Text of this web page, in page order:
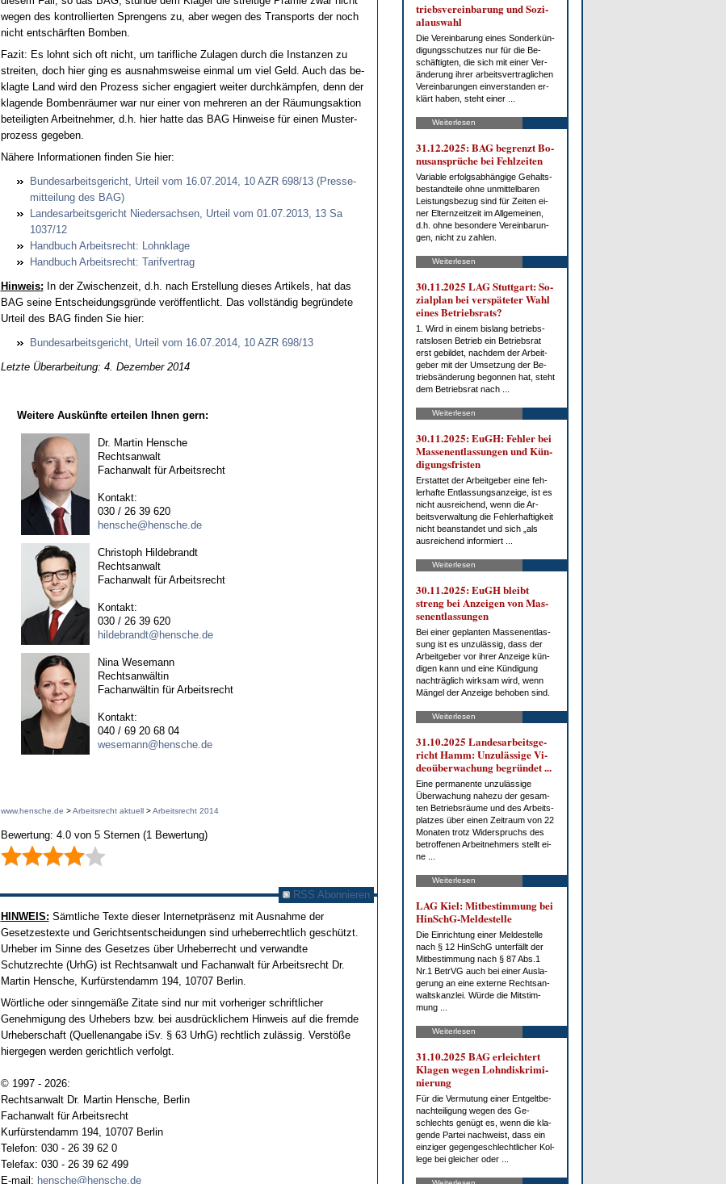
we­gen des kon­trol­lier­ten Spren­gens zu, aber we­gen des Trans­ports der noch
nicht entschärf­ten Bom­ben.
Fa­zit: Es lohnt sich oft nicht, um ta­rif­li­che Zu­la­gen durch die In­stan­zen zu
strei­ten, doch hier ging es aus­nahms­wei­se ein­mal um viel Geld. Auch das be­
klag­te Land wird den Pro­zess si­cher en­ga­giert wei­ter durchkämp­fen, denn der
kla­gen­de Bom­benräum­er war nur ei­ner von meh­re­ren an der Räum­ungs­ak­ti­on
be­tei­lig­ten Ar­beit­neh­mer, d.h. hier hat­te das BAG Hin­wei­se für ei­nen Mus­ter­
pro­zess ge­ge­ben.
Nähe­re In­for­ma­tio­nen fin­den Sie hier:
Bun­des­ar­beits­ge­richt, Ur­teil vom 16.07.2014, 10 AZR 698/13 (Pres­se­
mit­tei­lung des BAG)
Lan­des­ar­beits­ge­richt Nie­der­sach­sen, Ur­teil vom 01.07.2013, 13 Sa
1037/12
Hand­buch Ar­beits­recht: Lohn­kla­ge
Hand­buch Ar­beits­recht: Ta­rif­ver­trag
Hin­weis: In der Zwi­schen­zeit, d.h. nach Er­stel­lung die­ses Ar­ti­kels, hat das
BAG sei­ne Ent­schei­dungs­gründe veröffent­licht. Das vollständig be­gründe­te
Ur­teil des BAG fin­den Sie hier:
Bun­des­ar­beits­ge­richt, Ur­teil vom 16.07.2014, 10 AZR 698/13
Letzte Überarbeitung: 4. Dezember 2014
Weitere Auskünfte erteilen Ihnen gern:
Dr. Martin Hensche
Rechtsanwalt
Fachanwalt für Arbeitsrecht
Kontakt:
030 / 26 39 620
hensche@hensche.de
Christoph Hildebrandt
Rechtsanwalt
Fachanwalt für Arbeitsrecht
Kontakt:
030 / 26 39 620
hildebrandt@hensche.de
Nina Wesemann
Rechtsanwältin
Fachanwältin für Arbeitsrecht
Kontakt:
040 / 69 20 68 04
wesemann@hensche.de
www.hensche.de >Arbeitsrecht aktuell >Arbeitsrecht 2014
Bewertung: 4.0von 5Sternen(1 Bewertung)
RSS Abonnieren
HINWEIS: Sämtliche Texte dieser Internetpräsenz mit Ausnahme der
Gesetzestexte und Gerichtsentscheidungen sind urheberrechtlich geschützt.
Urheber im Sinne des Gesetzes über Urheberrecht und verwandte
Schutzrechte (UrhG) ist Rechtsanwalt und Fachanwalt für Arbeitsrecht Dr.
Martin Hensche, Kurfürstendamm 194, 10707 Berlin.
Wörtliche oder sinngemäße Zitate sind nur mit vorheriger schriftlicher
Genehmigung des Urhebers bzw. bei ausdrücklichem Hinweis auf die fremde
Urheberschaft (Quellenangabe iSv. § 63 UrhG) rechtlich zulässig. Verstöße
hiergegen werden gerichtlich verfolgt.
© 1997 - 2026:
Rechtsanwalt Dr. Martin Hensche, Berlin
Fachanwalt für Arbeitsrecht
Kurfürstendamm 194, 10707 Berlin
Telefon: 030 - 26 39 62 0
Telefax: 030 - 26 39 62 499
E-mail: hensche@hensche.de
triebs­ver­ein­ba­rung und So­zi­
al­aus­wahl
Die Ver­ein­ba­rung ei­nes Son­der­kün­
di­gungs­schut­zes nur für die Be­
schäf­tig­ten, die sich mit ei­ner Ver­
än­de­rung ih­rer ar­beits­ver­trag­li­chen
Ver­ein­ba­run­gen ein­ver­stan­den er­
klärt ha­ben, steht ei­ner ...
Weiterlesen
31.12.2025: BAG be­grenzt Bo­
nus­an­sprü­che bei Fehl­zei­ten
Va­ria­ble er­folgs­ab­hän­gi­ge Ge­halts­
be­stand­tei­le oh­ne un­mit­tel­ba­ren
Leis­tungs­be­zug sind für Zei­ten ei­
ner El­tern­zeit­zeit im All­ge­mei­nen,
d.h. oh­ne be­son­de­re Ver­ein­ba­run­
gen, nicht zu zah­len.
Weiterlesen
30.11.2025 LAG Stutt­gart: So­
zi­al­plan bei ver­spä­te­ter Wahl
ei­nes Be­triebs­rats?
1. Wird in ei­nem bis­lang be­triebs­
rats­lo­sen Be­trieb ein Be­triebs­rat
erst ge­bil­det, nach­dem der Ar­beit­
ge­ber mit der Um­set­zung der Be­
trieb­s­än­de­rung be­gon­nen hat, steht
dem Be­triebs­rat nach ...
Weiterlesen
30.11.2025: EuGH: Feh­ler bei
Mas­sen­ent­las­sun­gen und Kün­
di­gungs­fris­ten
Er­stat­tet der Ar­beit­ge­ber ei­ne feh­
ler­haf­te Ent­las­sungs­an­zei­ge, ist es
nicht aus­rei­chend, wenn die Ar­
beits­ver­wal­tung die Feh­ler­haf­tig­keit
nicht be­an­stan­det und sich „als
aus­rei­chend in­for­miert ...
Weiterlesen
30.11.2025: EuGH bleibt
streng bei An­zei­gen von Mas­
sen­ent­las­sun­gen
Bei ei­ner ge­plan­ten Mas­sen­ent­las­
sung ist es un­zu­läs­sig, dass der
Ar­beit­ge­ber vor ih­rer An­zei­ge kün­
di­gen kann und ei­ne Kün­di­gung
nach­träg­lich wirk­sam wird, wenn
Män­gel der An­zei­ge be­ho­ben sind.
Weiterlesen
31.10.2025 Lan­des­ar­beits­ge­
richt Hamm: Un­zu­läs­si­ge Vi­
deo­über­wa­chung be­grün­det ...
Ei­ne per­ma­nen­te un­zu­läs­si­ge
Über­wa­chung na­he­zu der ge­sam­
ten Be­triebs­räu­me und des Ar­beits­
plat­zes über ei­nen Zeit­raum von 22
Mo­na­ten trotz Wi­der­spruchs des
be­trof­fe­nen Ar­beit­neh­mers stellt ei­
ne ...
Weiterlesen
LAG Kiel: Mit­be­stim­mung bei
HinSchG-Mel­de­stel­le
Die Ein­rich­tung ei­ner Mel­de­stel­le
nach § 12 HinSchG un­ter­fällt der
Mit­be­stim­mung nach § 87 Abs.1
Nr.1 Be­trVG auch bei ei­ner Aus­la­
ge­rung an ei­ne ex­ter­ne Rechts­an­
walts­kanz­lei. Wür­de die Mit­stim­
mung ...
Weiterlesen
31.10.2025 BAG er­leich­tert
Kla­gen we­gen Lohn­dis­kri­mi­
nie­rung
Für die Ver­mu­tung ei­ner Ent­gelt­be­
nach­tei­li­gung we­gen des Ge­
schlechts ge­nügt es, wenn die kla­
gen­de Par­tei nach­weist, dass ein
ein­zi­ger ge­gen­ge­schlecht­li­cher Kol­
le­ge bei glei­cher oder ...